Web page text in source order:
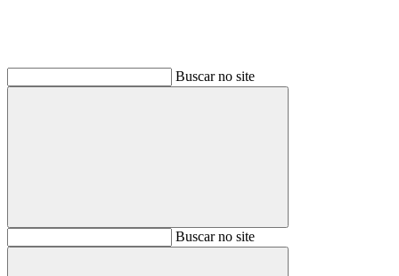
Buscar no site
BuscarBuscar no site